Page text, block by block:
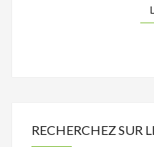
RECHERCHEZ SUR